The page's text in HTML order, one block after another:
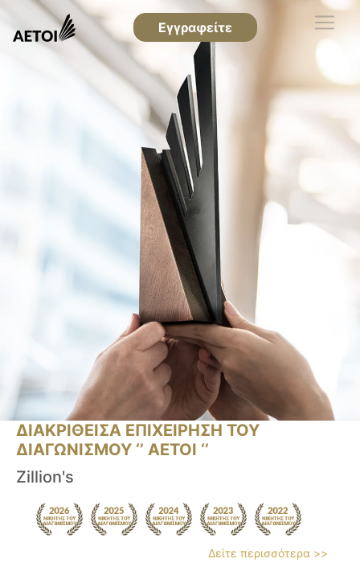
Εγγραφείτε
ΔΙΑΚΡΙΘΕΙΣΑ ΕΠΙΧΕΙΡΗΣΗ ΤΟΥ
ΔΙΑΓΩΝΙΣΜΟΥ ‘’ ΑΕΤΟΙ ‘’
Zillion's
Δείτε περισσότερα >>